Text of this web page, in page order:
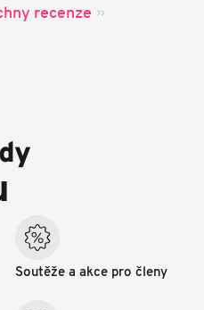
recenze
Soutěže a akce pro členy